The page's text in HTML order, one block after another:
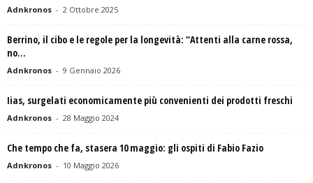
Adnkronos - 2 Ottobre 2025
Berrino, il cibo e le regole per la longevità: “Attenti alla carne rossa,
no...
Adnkronos - 9 Gennaio 2026
Iias, surgelati economicamente più convenienti dei prodotti freschi
Adnkronos - 28 Maggio 2024
Che tempo che fa, stasera 10 maggio: gli ospiti di Fabio Fazio
Adnkronos - 10 Maggio 2026